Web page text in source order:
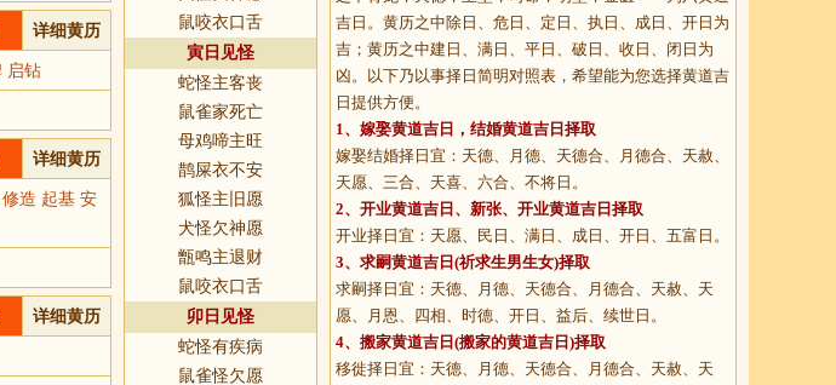
详细黄历
启钻
详细黄历
造 起基 安
详细黄历
鼠咬衣口舌
寅日见怪
蛇怪主客丧
鼠雀家死亡
母鸡啼主旺
鹊屎衣不安
狐怪主旧愿
犬怪欠神愿
甑鸣主退财
鼠咬衣口舌
卯日见怪
蛇怪有疾病
鼠雀怪欠愿
吉日。黄历之中除日、危日、定日、执日、成日、开日为
吉；黄历之中建日、满日、平日、破日、收日、闭日为
凶。以下乃以事择日简明对照表，希望能为您选择黄道吉
日提供方便。
1、 嫁娶黄道吉日 ，结婚黄道吉日择取
嫁娶结婚择日宜：天德、月德、天德合、月德合、天赦、
天愿、三合、天喜、六合、不将日。
2、 开业黄道吉日 、新张、开业黄道吉日择取
开业择日宜：天愿、民日、满日、成日、开日、五富日。
3、 求嗣黄道吉日 (祈求生男生女)择取
求嗣择日宜：天德、月德、天德合、月德合、天赦、天
愿、月恩、四相、时德、开日、益后、续世日。
4、 搬家黄道吉日 (搬家的黄道吉日)择取
移徙择日宜：天德、月德、天德合、月德合、天赦、天